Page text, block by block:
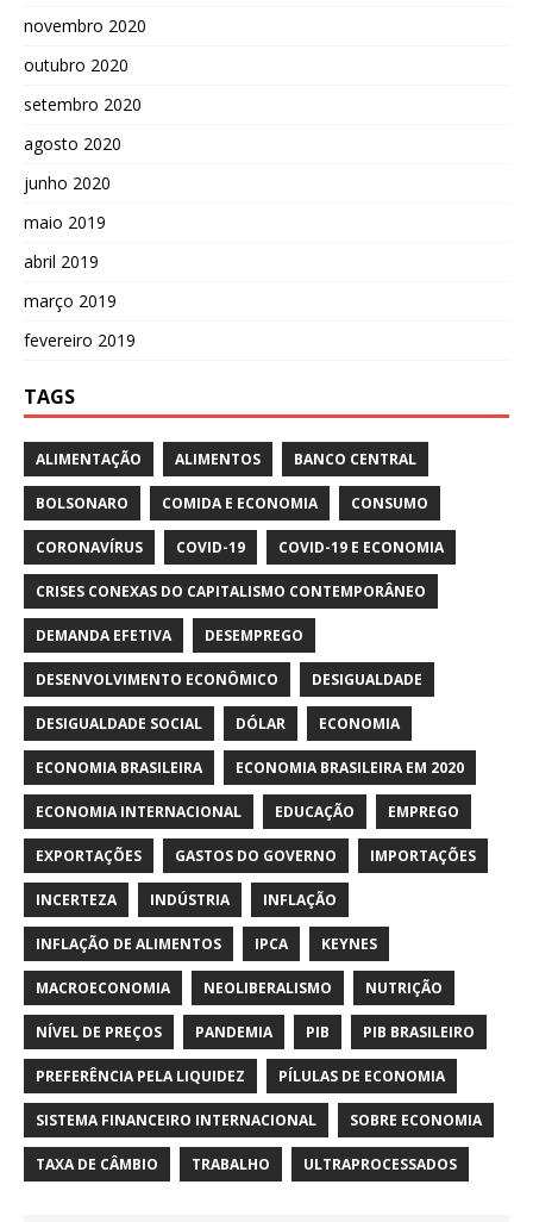
novembro 2020
outubro 2020
setembro 2020
agosto 2020
junho 2020
maio 2019
abril 2019
março 2019
fevereiro 2019
TAGS
ALIMENTAÇÃO ALIMENTOS BANCO CENTRAL
BOLSONARO COMIDA E ECONOMIA CONSUMO
CORONAVÍRUS COVID-19 COVID-19 E ECONOMIA
CRISES CONEXAS DO CAPITALISMO CONTEMPORÂNEO
DEMANDA EFETIVA DESEMPREGO
DESENVOLVIMENTO ECONÔMICO DESIGUALDADE
DESIGUALDADE SOCIAL DÓLAR ECONOMIA
ECONOMIA BRASILEIRA ECONOMIA BRASILEIRA EM 2020
ECONOMIA INTERNACIONAL EDUCAÇÃO EMPREGO
EXPORTAÇÕES GASTOS DO GOVERNO IMPORTAÇÕES
INCERTEZA INDÚSTRIA INFLAÇÃO
INFLAÇÃO DE ALIMENTOS IPCA KEYNES
MACROECONOMIA NEOLIBERALISMO NUTRIÇÃO
NÍVEL DE PREÇOS PANDEMIA PIB PIB BRASILEIRO
PREFERÊNCIA PELA LIQUIDEZ PÍLULAS DE ECONOMIA
SISTEMA FINANCEIRO INTERNACIONAL SOBRE ECONOMIA
TAXA DE CÂMBIO TRABALHO ULTRAPROCESSADOS